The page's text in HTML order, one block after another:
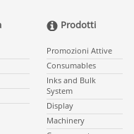
Prodotti
Promozioni Attive
Consumables
Inks and Bulk
System
Display
Machinery